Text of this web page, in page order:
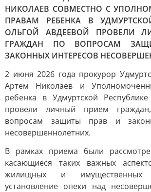
НИКОЛАЕВ СОВМЕСТНО С
ПРАВАМ РЕБЕНКА В
ОЛЬГОЙ АВДЕЕВОЙ ПРОВЕЛИ
ГРАЖДАН ПО ВОПРОСАМ
ЗАКОННЫХ ИНТЕРЕСОВ
2 июня 2026 года прокурор
Артем Николаев и
ребенка в Удмуртской
провели личный прием
вопросам защиты прав и
несовершеннолетних.
В рамках приема были
касающиеся таких важных
жилищных и имущественных
установление опеки над